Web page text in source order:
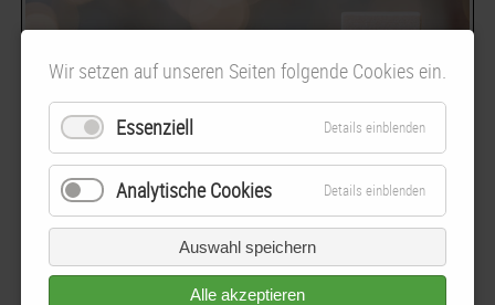
Aktuelles
Hier finden Sie alle grundlegenden Informationen und den
aktuellen Stand über das Ortsentwicklungskonzept
Wir setzen auf unseren Seiten folgende Cookies ein.
Essenziell Details einblenden
Analytische Cookies Details einblenden
Auswahl speichern
Alle akzeptieren